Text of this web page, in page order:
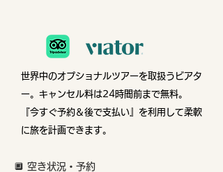
世界中のオプショナルツアーを取扱うビアタ
ー。 キャンセル料は24時間前まで無料。
『今すぐ予約＆後で支払い』を利用して柔軟
に旅を計画できます。
🔲 空き状況・予約